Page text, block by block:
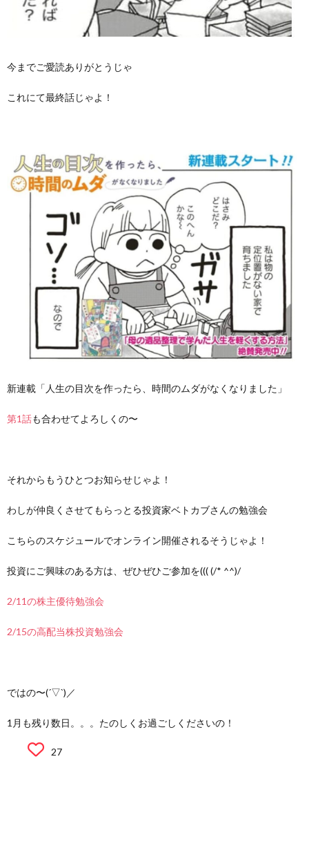
今までご愛読ありがとうじゃ
これにて最終話じゃよ！
新連載「人生の目次を作ったら、時間のムダがなくなりました」
第1話も合わせてよろしくの〜
それからもうひとつお知らせじゃよ！
わしが仲良くさせてもらっとる投資家ベトカブさんの勉強会
こちらのスケジュールでオンライン開催されるそうじゃよ！
投資にご興味のある方は、ぜひぜひご参加を((( (/* ^^)/
2/11の株主優待勉強会
2/15の高配当株投資勉強会
ではの〜(´▽`)／
1月も残り数日。。。たのしくお過ごしくださいの！
27